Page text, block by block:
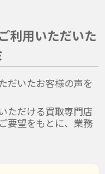
利用いただいた
だいたお客様の声を
ただける買取専門店
要望をもとに、業務